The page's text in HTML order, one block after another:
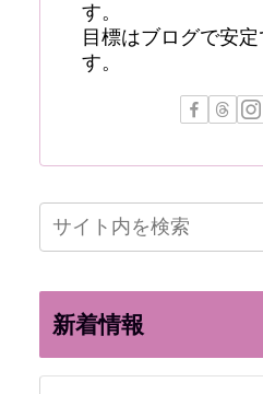
す。
目標はブログで安
す。
新着情報